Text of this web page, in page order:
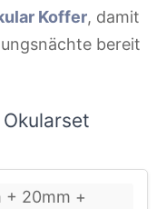
Koffer, damit
bereit